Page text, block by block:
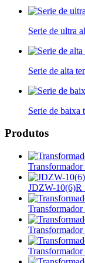
Serie de ultra
Serie de alta
Serie de baixa
Produtos
JDZW-10(6)R